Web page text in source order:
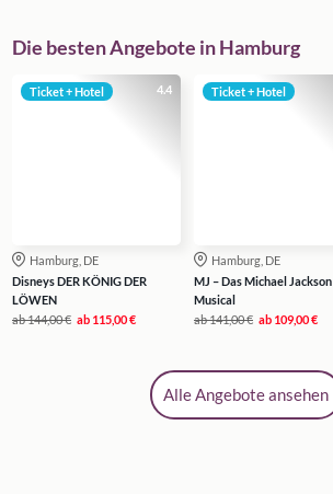
Die besten Angebote in Hamburg
4.4
Ticket + Hotel
Hamburg, DE
Disneys DER KÖNIG DER
LÖWEN
ab144,00 € ab 115,00 €
Ticket + Hotel
Hamburg, DE
MJ – Das Michael Jackson
Musical
ab141,00 € ab 109,00 €
Alle Angebote ansehen